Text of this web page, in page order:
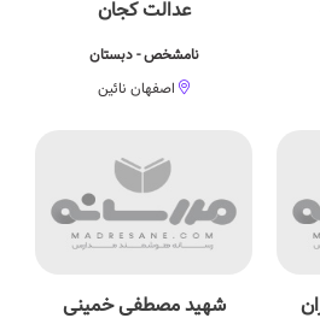
عدالت کجان
نامشخص - دبستان
اصفهان نائین
شهید مصطفی خمینی